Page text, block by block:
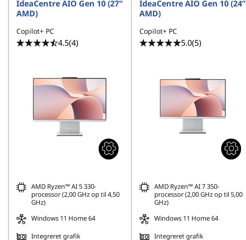
IdeaCentre AIO Gen 10 (27"
AMD)
Copilot+ PC
4.5(4)
AMD Ryzen™ AI 5 330-
processor (2,00 GHz op til 4,50
GHz)
Windows 11 Home 64
Integreret grafik
IdeaCentre AIO Gen 10 (24”
AMD)
Copilot+ PC
5.0(5)
AMD Ryzen™ AI 7 350-
processor (2,00 GHz op til 5,00
GHz)
Windows 11 Home 64
Integreret grafik